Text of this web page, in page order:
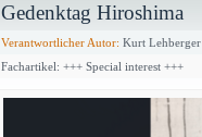
Gedenktag Hiroshima
Verantwortlicher Autor: Kurt Lehberger
Fachartikel: +++ Special interest +++